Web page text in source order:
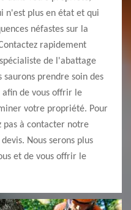
n'est plus en état et qui
néfastes sur la
rapidement
de l'abattage
prendre soin des
afin de vous offrir le
votre propriété. Pour
à contacter notre
Nous serons plus
et de vous offrir le